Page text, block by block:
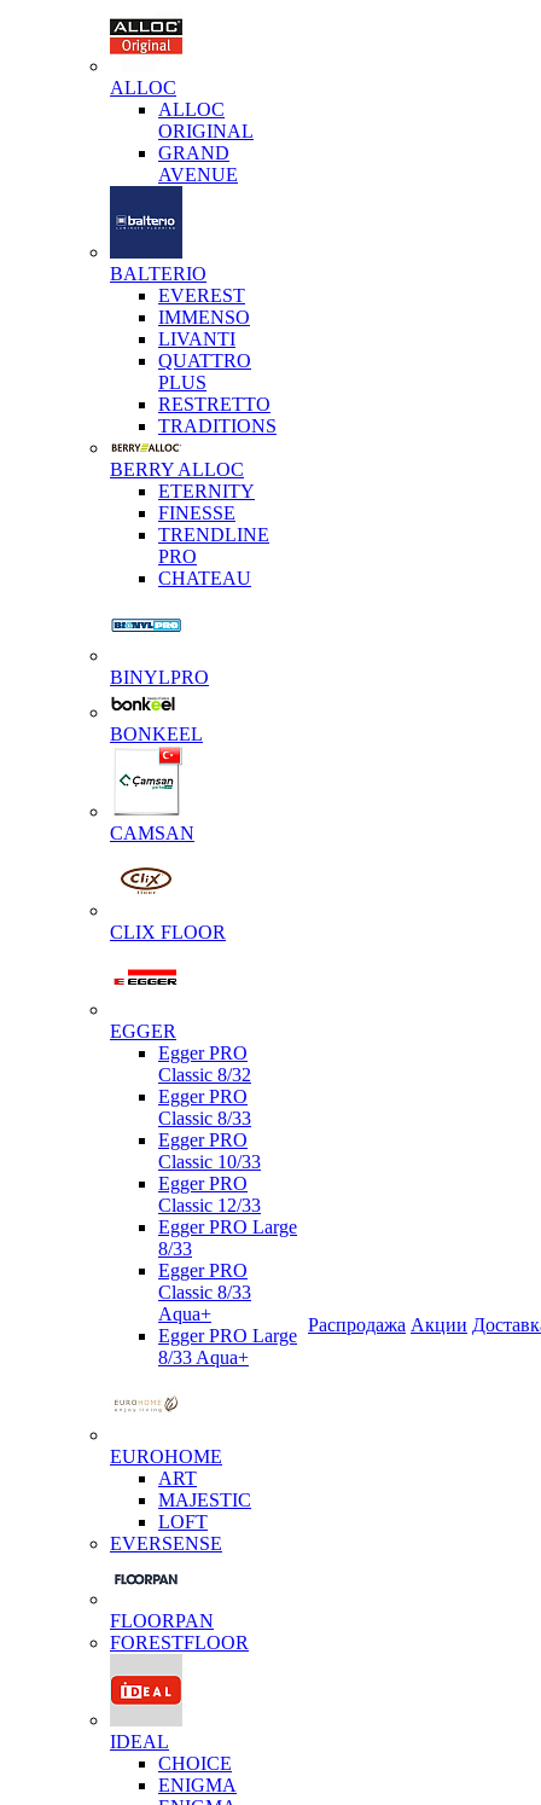
ALLOC
ALLOC
ORIGINAL
GRAND
AVENUE
BALTERIO
EVEREST
IMMENSO
LIVANTI
QUATTRO
PLUS
RESTRETTO
TRADITIONS
BERRY ALLOC
ETERNITY
FINESSE
TRENDLINE
PRO
CHATEAU
BINYLPRO
BONKEEL
CAMSAN
CLIX FLOOR
EGGER
Egger PRO
Classic 8/32
Egger PRO
Classic 8/33
Egger PRO
Classic 10/33
Egger PRO
Classic 12/33
Egger PRO Large
8/33
Egger PRO
Classic 8/33
Aqua+
Egger PRO Large
8/33 Aqua+
EUROHOME
ART
MAJESTIC
LOFT
EVERSENSE
FLOORPAN
FORESTFLOOR
IDEAL
CHOICE
ENIGMA
Распродажа Акции